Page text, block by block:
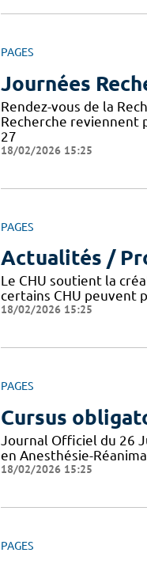
PAGES
Journées
Rendez-vous de la
Recherche reviennent
27
18/02/2026 15:25
PAGES
Actualités /
Le CHU soutient la
certains CHU peuvent
18/02/2026 15:25
PAGES
Cursus
Journal Officiel du 26
en Anesthésie-
18/02/2026 15:25
PAGES